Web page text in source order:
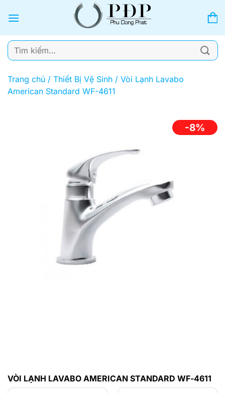
qua
dung
Tìm
kiếm:
Trang chủ / Thiết Bị Vệ Sinh / Vòi Lạnh Lavabo
American Standard WF-4611
-8%
VÒI LẠNH LAVABO AMERICAN STANDARD WF-4611